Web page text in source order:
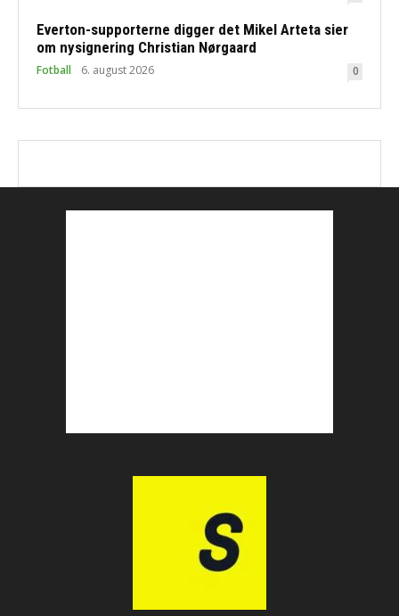
Everton-supporterne digger det Mikel Arteta sier
om nysignering Christian Nørgaard
Fotball 6. august 2026 0